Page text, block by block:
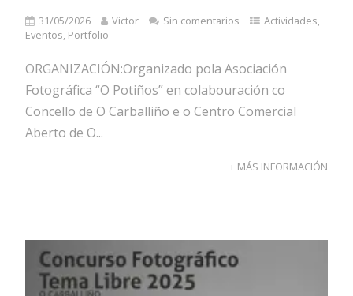
31/05/2026 Victor Sin comentarios Actividades,
Eventos, Portfolio
ORGANIZACIÓN:Organizado pola Asociación
Fotográfica “O Potiños” en colabouración co
Concello de O Carballiño e o Centro Comercial
Aberto de O...
+ MÁS INFORMACIÓN